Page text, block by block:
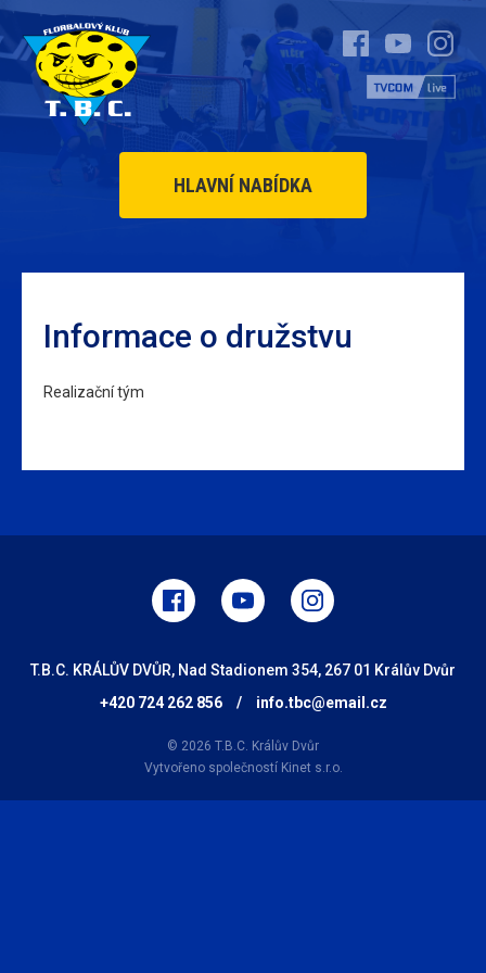
HLAVNÍ NABÍDKA
Informace o družstvu
Realizační tým
T.B.C. KRÁLŮV DVŮR, Nad Stadionem 354, 267 01 Králův Dvůr
+420 724 262 856
/ info.tbc@email.cz
© 2026 T.B.C. Králův Dvůr
Vytvořeno společností Kinet s.r.o.